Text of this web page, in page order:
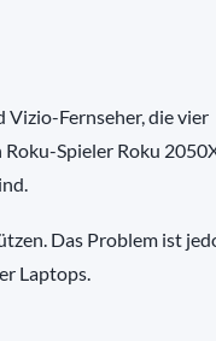
Fernseher, die vier
Spieler Roku
Das Problem ist
Laptops.